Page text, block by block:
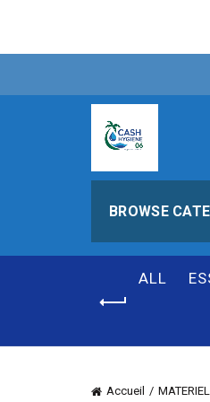
BROWSE
ALL
Accueil